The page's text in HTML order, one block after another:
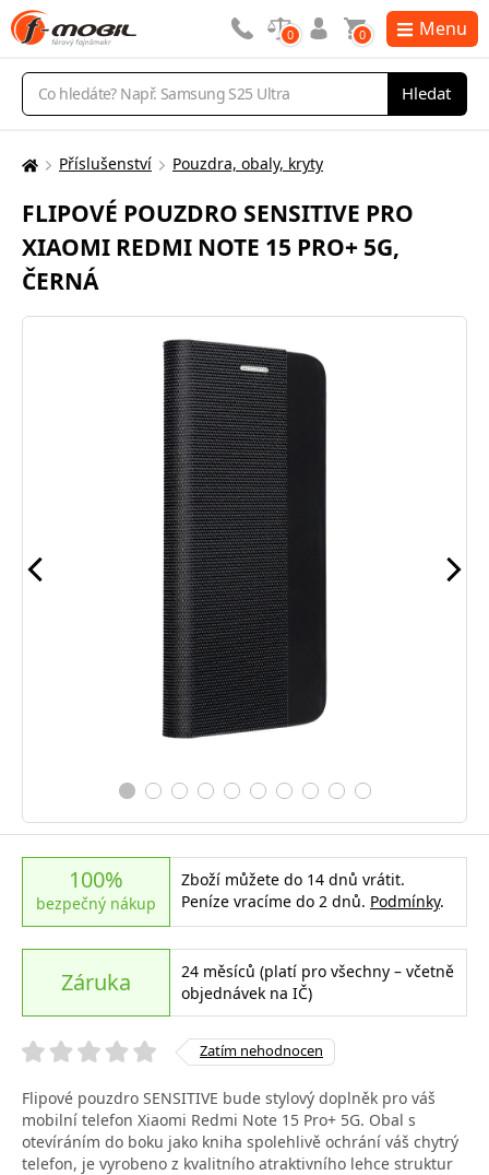
Vyhledávání
Hledat
0 0 Menu
Zde
nacházíte:
Příslušenství Pouzdra, obaly, kryty
FLIPOVÉ POUZDRO SENSITIVE PRO
XIAOMI REDMI NOTE 15 PRO+ 5G,
ČERNÁ
100%
bezpečný nákup
Zboží můžete do 14 dnů vrátit.
Peníze vracíme do 2 dnů. Podmínky.
Záruka
24 měsíců (platí pro všechny – včetně
objednávek na IČ)
Zatím nehodnocen
Flipové pouzdro SENSITIVE bude stylový doplněk pro váš
mobilní telefon Xiaomi Redmi Note 15 Pro+ 5G. Obal s
otevíráním do boku jako kniha spolehlivě ochrání váš chytrý
telefon, je vyrobeno z kvalitního atraktivního lehce struktur